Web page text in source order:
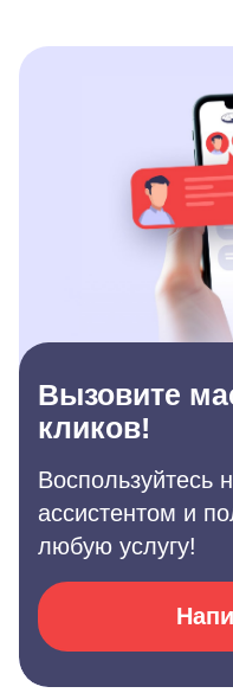
Вызовите
кликов!
Воспользуйтесь
ассистентом и
любую услугу!